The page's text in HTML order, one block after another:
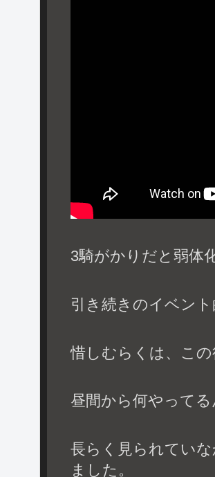
3騎がかりだと弱体
引き続きのイベント
惜しむらくは、こ
昼間から何やって
長らく見られてい
ました。